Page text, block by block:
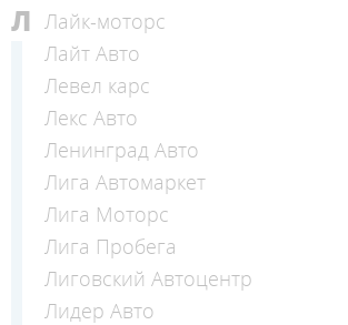
Л
Лайк-моторс
Лайт Авто
Левел карс
Лекс Авто
Ленинград Авто
Лига Автомаркет
Лига Моторс
Лига Пробега
Лиговский Автоцентр
Лидер Авто